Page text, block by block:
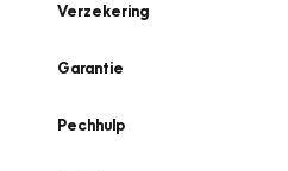
Verzekering
Garantie
Pechhulp